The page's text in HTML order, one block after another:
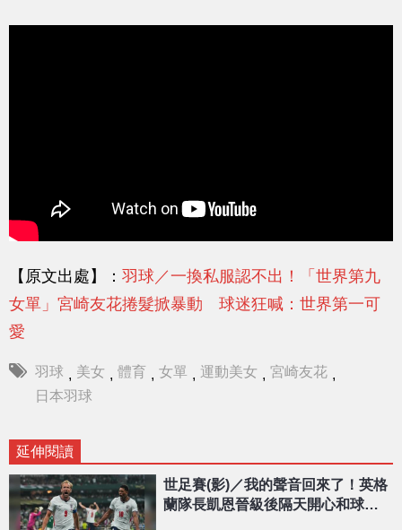
【原文出處】： 羽球／一換私服認不出！「世界第九
女單」宮崎友花捲髮掀暴動 球迷狂喊：世界第一可
愛
羽球 , 美女 , 體育 , 女單 , 運動美女 , 宮崎友花 ,
日本羽球
延伸閱讀
世足賽(影)／我的聲音回來了！英格
蘭隊長凱恩晉級後隔天開心和球迷